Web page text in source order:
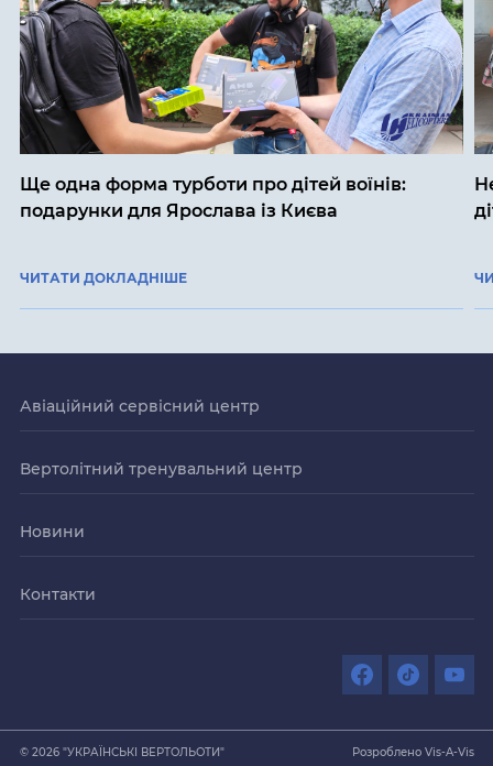
Ще одна форма турботи про дітей воїнів:
подарунки для Ярослава із Києва
ЧИТАТИ ДОКЛАДНІШЕ
Авіаційний сервісний центр
Вертолітний тренувальний центр
Новини
Контакти
© 2026 "УКРАЇНСЬКІ ВЕРТОЛЬОТИ" Розроблено Vis-A-Vis